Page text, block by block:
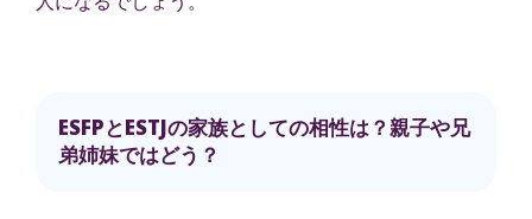
ESFPとESTJの家族としての相性は？親子や兄
弟姉妹ではどう？